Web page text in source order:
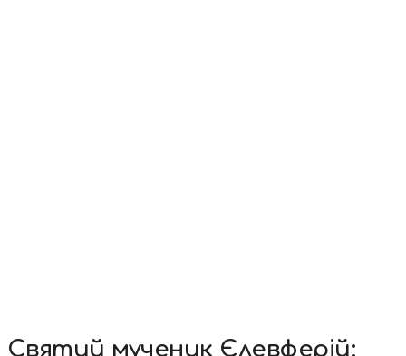
Святий мученик Єлевферій: